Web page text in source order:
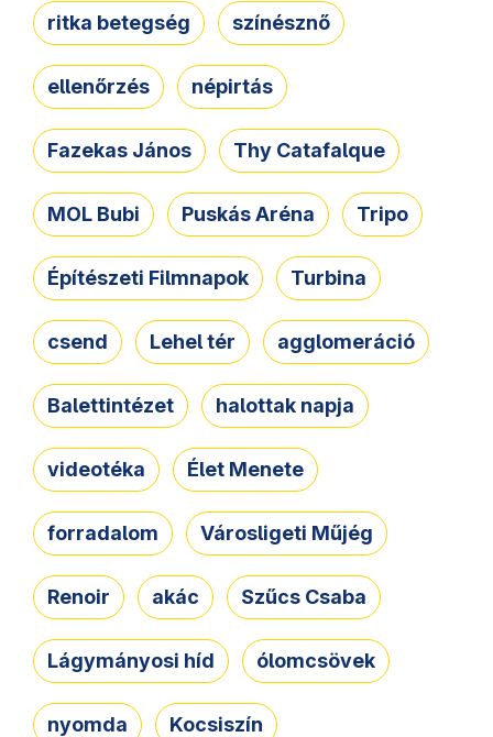
ritka betegség színésznő
ellenőrzés népirtás
Fazekas János Thy Catafalque
MOL Bubi Puskás Aréna Tripo
Építészeti Filmnapok Turbina
csend Lehel tér agglomeráció
Balettintézet halottak napja
videotéka Élet Menete
forradalom Városligeti Műjég
Renoir akác Szűcs Csaba
Lágymányosi híd ólomcsövek
nyomda Kocsiszín